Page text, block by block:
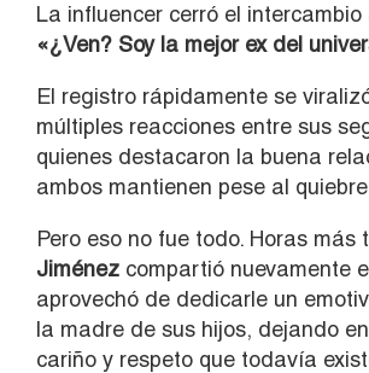
La influencer cerró el
«¿Ven? Soy la mejor ex del
El registro rápidamente se
múltiples reacciones entre sus
quienes destacaron la buena
ambos mantienen pese al
Pero eso no fue todo. Horas más
Jiménez compartió nuevamente
aprovechó de dedicarle un
la madre de sus hijos, dejando
cariño y respeto que todavía